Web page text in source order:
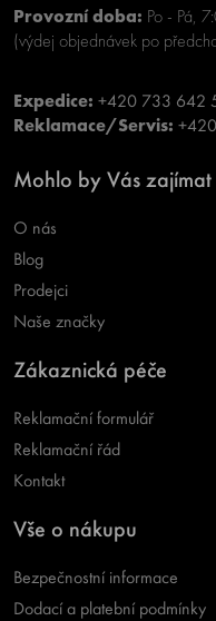
Provozní doba: Po - Pá,
(výdej objednávek po
Expedice: +420 733 642
Reklamace/Servis:
Mohlo by Vás zajímat
O nás
Blog
Prodejci
Naše značky
Zákaznická péče
Reklamační formulář
Reklamační řád
Kontakt
Vše o nákupu
Bezpečnostní informace
Dodací a platební podmínky